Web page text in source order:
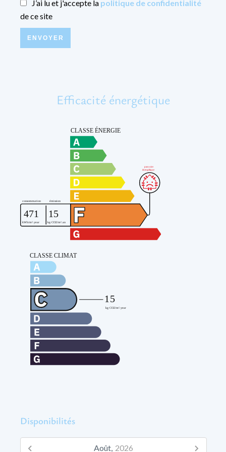
J’ai lu et j'accepte la politique de confidentialité
de ce site
ENVOYER
Efficacité énergétique
Disponibilités
Août, 2026